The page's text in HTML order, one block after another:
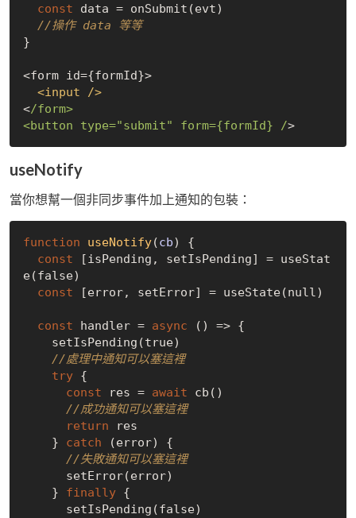
const data = onSubmit(evt)
//操作 data 等等
}
<form id={formId}>
<input />
</form>
<button type="submit" form={formId} / >
useNotify
當你想幫一個非同步事件加上通知的包裝：
function useNotify(cb) {
const [isPending, setIsPending] = useStat
e(false)
const [error, setError] = useState(null)
const handler = async () => {
    setIsPending(
true)
//處理中通知可以塞這裡
try {
const res = await cb()
//成功通知可以塞這裡
return res
    }
catch (error) {
//失敗通知可以塞這裡
    }
finally {
      setIsPending(
false)